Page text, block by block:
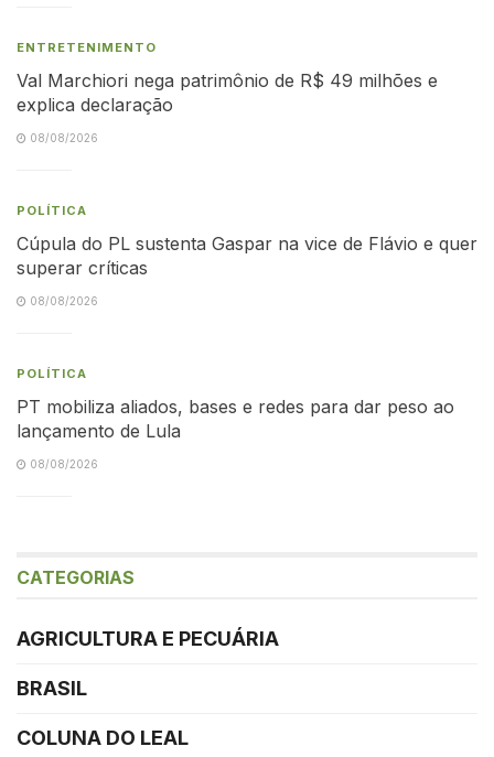
ENTRETENIMENTO
Val Marchiori nega patrimônio de R$ 49 milhões e
explica declaração
08/08/2026
POLÍTICA
Cúpula do PL sustenta Gaspar na vice de Flávio e quer
superar críticas
08/08/2026
POLÍTICA
PT mobiliza aliados, bases e redes para dar peso ao
lançamento de Lula
08/08/2026
CATEGORIAS
AGRICULTURA E PECUÁRIA
BRASIL
COLUNA DO LEAL